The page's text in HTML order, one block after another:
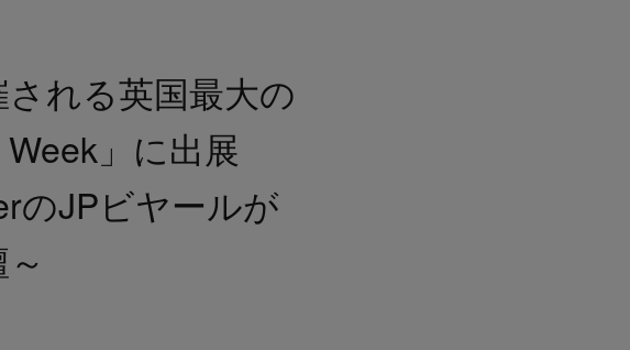
れる英国最大の
」に出展
のJPビヤールが